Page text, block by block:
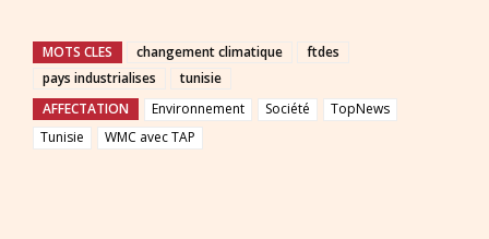
MOTS CLES changement climatique
ftdes
pays industrialises
tunisie
AFFECTATION
Environnement Société
TopNews
Tunisie
WMC avec TAP